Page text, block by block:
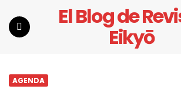
El Blog de
Eikyō
AGENDA